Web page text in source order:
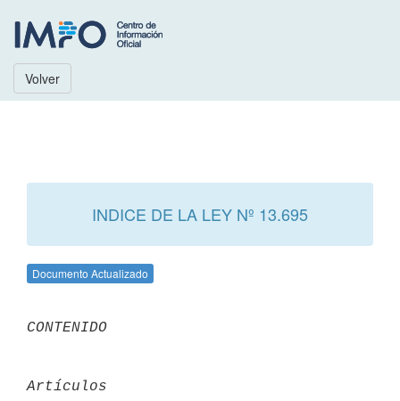
Volver
INDICE DE LA LEY Nº 13.695
Documento Actualizado
CONTENIDO
Artículos